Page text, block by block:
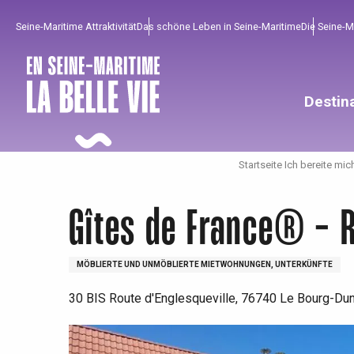
principal
Seine-Maritime AttraktivitätDas schöne Leben in Seine-MaritimeDie Seine-
Um zu profitieren
Unumgänglich
Gut aus der Heimat !
Startseite Ich bereite
Gîtes de France® -
MÖBLIERTE UND UNMÖBLIERTE MIETWOHNUNGEN, UNTERKÜNFTE
30 BIS Route d'Englesqueville, 76740 Le Bourg-